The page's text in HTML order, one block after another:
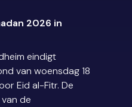
2026 in
eindigt
van woensdag 18
Eid al-Fitr. De
de